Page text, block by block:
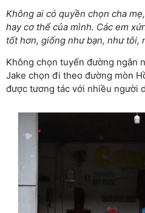
Không ai có quyền chọn cha
hay cơ thể của mình. Các em
tốt hơn, giống như bạn, như tôi,
Không chọn tuyến đường ngắn
Jake chọn đi theo đường mòn
được tương tác với nhiều người